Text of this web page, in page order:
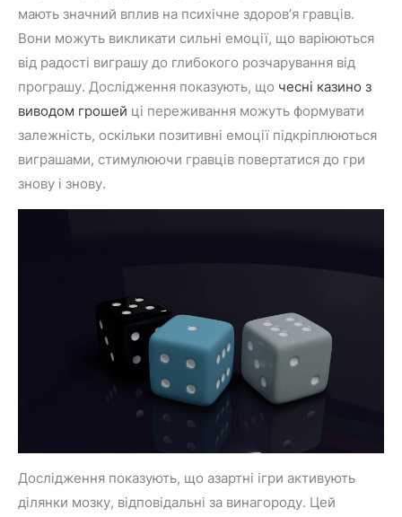
мають значний вплив на психічне здоров’я гравців.
Вони можуть викликати сильні емоції, що варіюються
від радості виграшу до глибокого розчарування від
програшу. Дослідження показують, що чесні казино з
виводом грошей ці переживання можуть формувати
залежність, оскільки позитивні емоції підкріплюються
виграшами, стимулюючи гравців повертатися до гри
знову і знову.
Дослідження показують, що азартні ігри активують
ділянки мозку, відповідальні за винагороду. Цей